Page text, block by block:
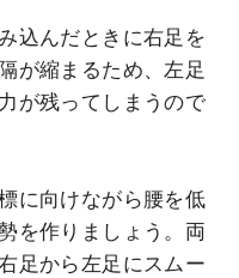
込んだときに右足を
が縮まるため、左足
が残ってしまうので
に向けながら腰を低
を作りましょう。両
足から左足にスムー